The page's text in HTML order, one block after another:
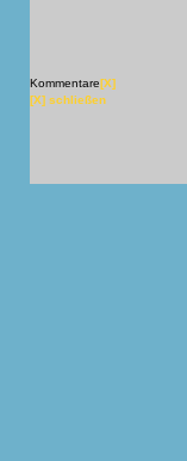
Kommentare[X]
[X] schließen